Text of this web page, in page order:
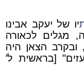
יו של יעקב אבינו
מגלים לכאורה
ובקרב הצאן היה
[בראשית ל'